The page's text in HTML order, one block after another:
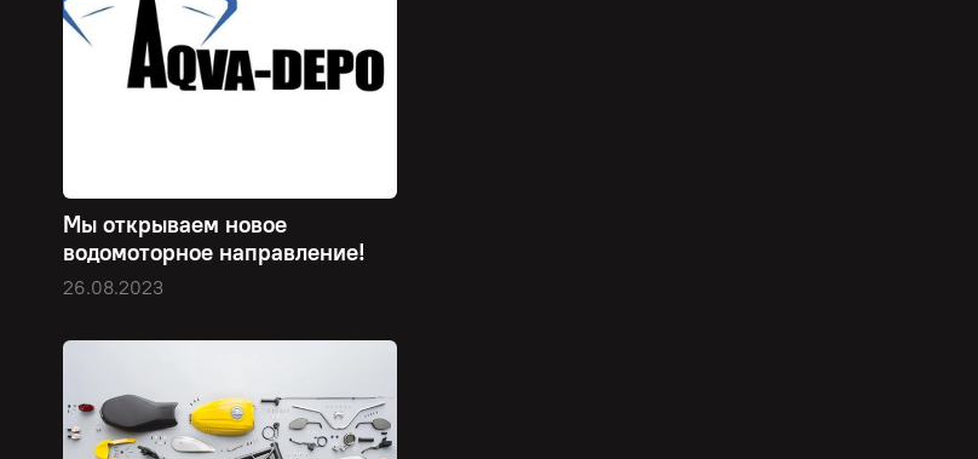
Мы открываем новое
водомоторное направление!
26.08.2023